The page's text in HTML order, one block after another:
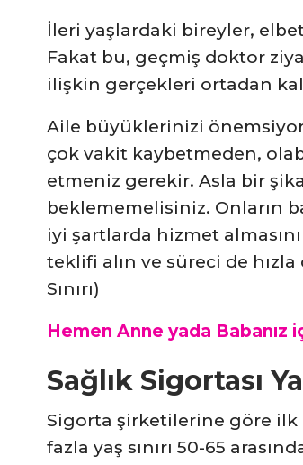
İleri yaşlardaki bireyler,
Fakat bu, geçmiş doktor
ilişkin gerçekleri ortadan
Aile büyüklerinizi
çok vakit kaybetmeden,
etmeniz gerekir. Asla bir
beklememelisiniz. Onların
iyi şartlarda hizmet
teklifi alın ve süreci de
Sınırı)
Hemen Anne yada Babanız
Sağlık Sigortası
Sigorta şirketilerine göre
fazla yaş sınırı 50-65